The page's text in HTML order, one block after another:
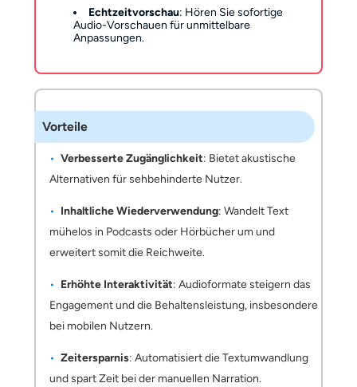
Echtzeitvorschau: Hören Sie sofortige
Audio-Vorschauen für unmittelbare
Anpassungen.
Vorteile
Verbesserte Zugänglichkeit: Bietet akustische
Alternativen für sehbehinderte Nutzer.
Inhaltliche Wiederverwendung: Wandelt Text
mühelos in Podcasts oder Hörbücher um und
erweitert somit die Reichweite.
Erhöhte Interaktivität: Audioformate steigern das
Engagement und die Behaltensleistung, insbesondere
bei mobilen Nutzern.
Zeitersparnis: Automatisiert die Textumwandlung
und spart Zeit bei der manuellen Narration.